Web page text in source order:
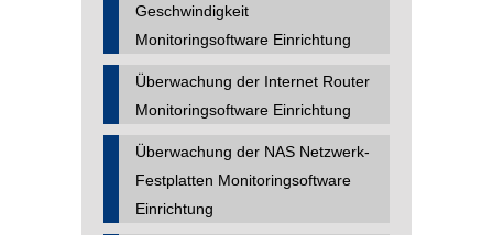
Geschwindigkeit
Monitoringsoftware Einrichtung
Überwachung der Internet Router
Monitoringsoftware Einrichtung
Überwachung der NAS Netzwerk-
Festplatten Monitoringsoftware
Einrichtung